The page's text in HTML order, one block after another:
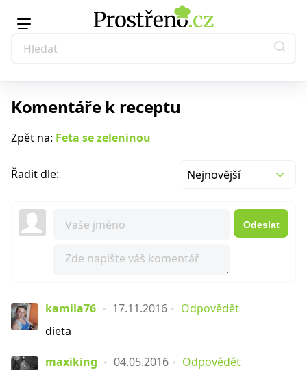
Komentáře k receptu
Zpět na: Feta se zeleninou
Řadit dle: Nejnovější
Odeslat
kamila76 17.11.2016
Odpovědět
dieta
maxiking 04.05.2016
Odpovědět